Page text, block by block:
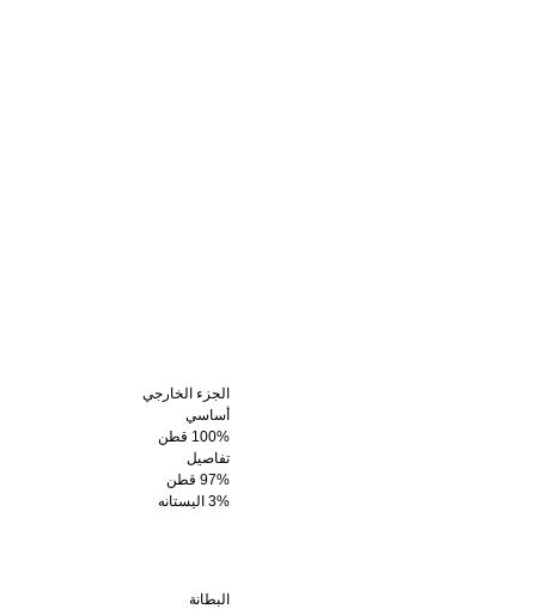
الجزء الخارجي
أساسي
100% قطن
تفاصيل
97% قطن
3% اليستانه
البطانة